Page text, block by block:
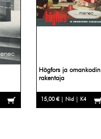
Högfors ja omankodin
rakentaja
15,00 € | Nid | K4